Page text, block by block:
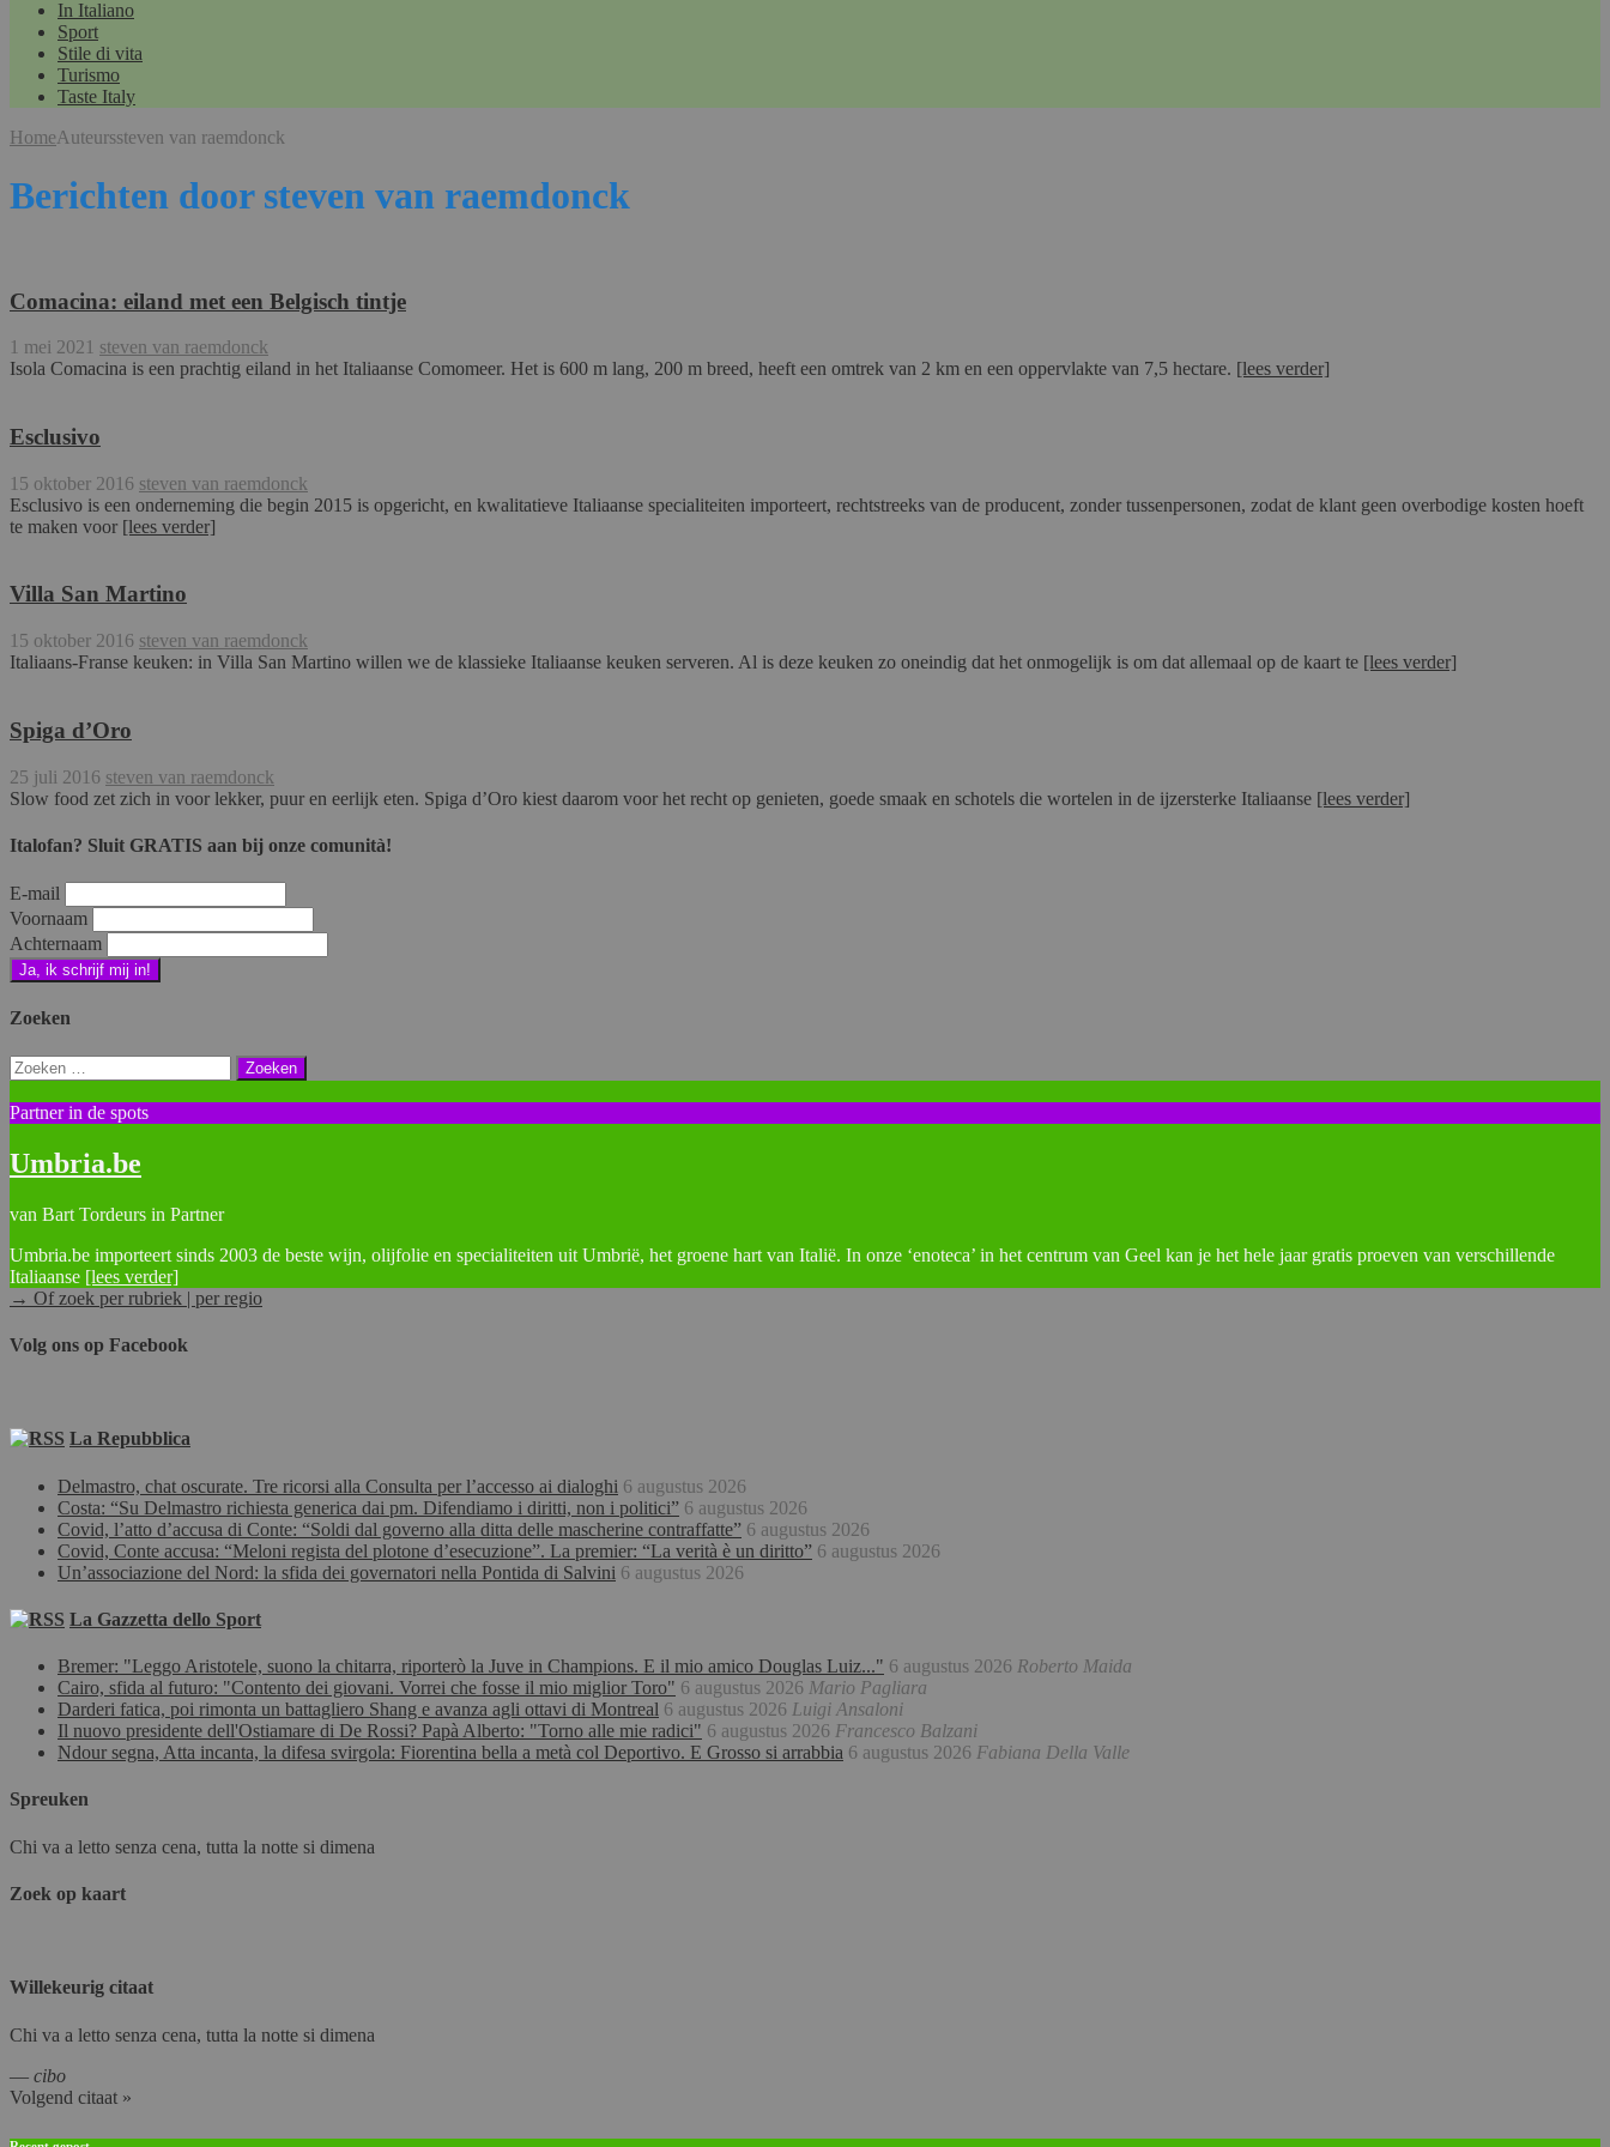
In Italiano
Sport
Stile di vita
Turismo
Taste Italy
HomeAuteurssteven van raemdonck
Berichten door steven van raemdonck
Comacina: eiland met een Belgisch tintje
1 mei 2021 steven van raemdonck
Isola Comacina is een prachtig eiland in het Italiaanse Comomeer. Het is 600 m lang, 200 m breed, heeft een omtrek van 2 km en een oppervlakte van 7,5 hectare. [lees verder]
Esclusivo
15 oktober 2016 steven van raemdonck
Esclusivo is een onderneming die begin 2015 is opgericht, en kwalitatieve Italiaanse specialiteiten importeert, rechtstreeks van de producent, zonder tussenpersonen, zodat de klant geen overbodige kosten hoeft
te maken voor [lees verder]
Villa San Martino
15 oktober 2016 steven van raemdonck
Italiaans-Franse keuken: in Villa San Martino willen we de klassieke Italiaanse keuken serveren. Al is deze keuken zo oneindig dat het onmogelijk is om dat allemaal op de kaart te [lees verder]
Spiga d’Oro
25 juli 2016 steven van raemdonck
Slow food zet zich in voor lekker, puur en eerlijk eten. Spiga d’Oro kiest daarom voor het recht op genieten, goede smaak en schotels die wortelen in de ijzersterke Italiaanse [lees verder]
Italofan? Sluit GRATIS aan bij onze comunità!
E-mail
Voornaam
Achternaam
Zoeken
Zoeken
naar:
Partner in de spots
Umbria.be
van Bart Tordeurs in Partner
Umbria.be importeert sinds 2003 de beste wijn, olijfolie en specialiteiten uit Umbrië, het groene hart van Italië. In onze ‘enoteca’ in het centrum van Geel kan je het hele jaar gratis proeven van verschillende
Italiaanse [lees verder]
→ Of zoek per rubriek | per regio
Volg ons op Facebook
La Repubblica
Delmastro, chat oscurate. Tre ricorsi alla Consulta per l’accesso ai dialoghi 6 augustus 2026
Costa: “Su Delmastro richiesta generica dai pm. Difendiamo i diritti, non i politici” 6 augustus 2026
Covid, l’atto d’accusa di Conte: “Soldi dal governo alla ditta delle mascherine contraffatte” 6 augustus 2026
Covid, Conte accusa: “Meloni regista del plotone d’esecuzione”. La premier: “La verità è un diritto” 6 augustus 2026
Un’associazione del Nord: la sfida dei governatori nella Pontida di Salvini 6 augustus 2026
La Gazzetta dello Sport
Bremer: "Leggo Aristotele, suono la chitarra, riporterò la Juve in Champions. E il mio amico Douglas Luiz..." 6 augustus 2026 Roberto Maida
Cairo, sfida al futuro: "Contento dei giovani. Vorrei che fosse il mio miglior Toro" 6 augustus 2026 Mario Pagliara
Darderi fatica, poi rimonta un battagliero Shang e avanza agli ottavi di Montreal 6 augustus 2026 Luigi Ansaloni
Il nuovo presidente dell'Ostiamare di De Rossi? Papà Alberto: "Torno alle mie radici" 6 augustus 2026 Francesco Balzani
Ndour segna, Atta incanta, la difesa svirgola: Fiorentina bella a metà col Deportivo. E Grosso si arrabbia 6 augustus 2026 Fabiana Della Valle
Spreuken
Chi va a letto senza cena, tutta la notte si dimena
Zoek op kaart
Willekeurig citaat
Chi va a letto senza cena, tutta la notte si dimena
— cibo
Volgend citaat »